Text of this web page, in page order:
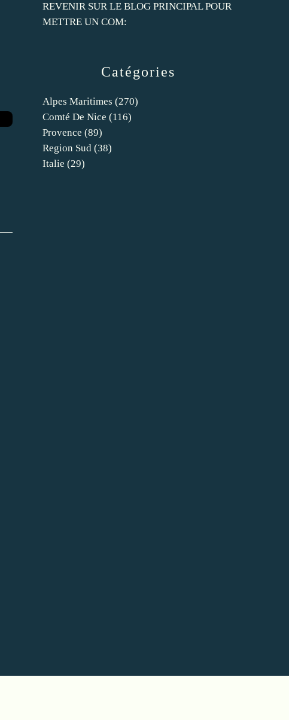
Catégories
Alpes Maritimes (270)
Comté De Nice (116)
Provence (89)
Region Sud (38)
Italie (29)
REVENIR SUR LE BLOG PRINCIPAL POUR
METTRE UN COM: